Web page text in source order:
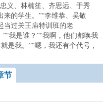
义、林楠笙、齐思远、于秀
的学生。”“李维恭、吴敬
当过关王庙特训班的老
我是谁？”“我啊，他们都唤我
是我。”“嗯，我还有个代号，
节